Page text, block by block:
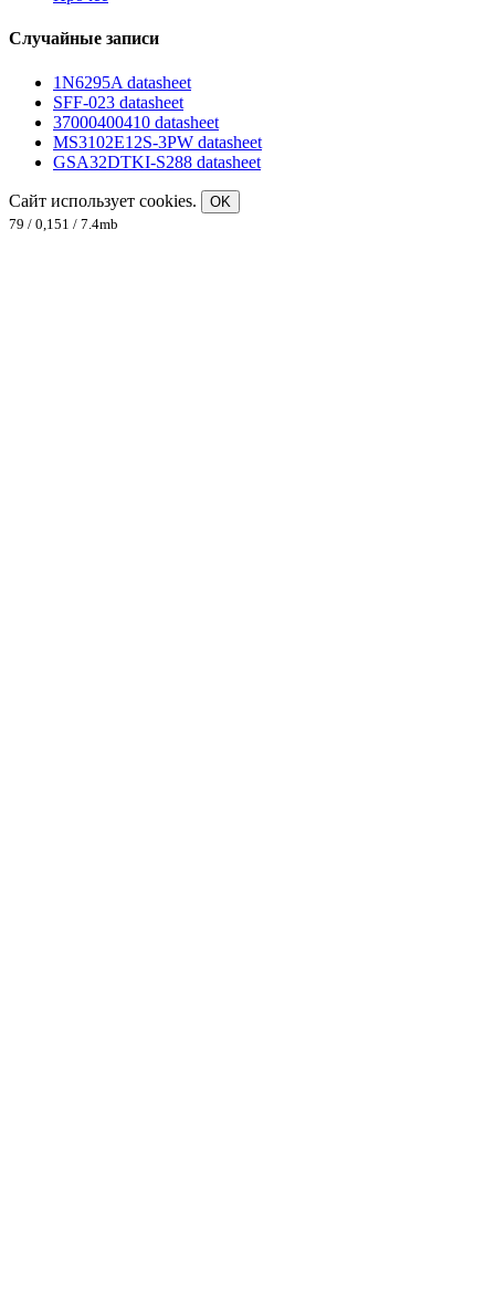
Случайные записи
1N6295A datasheet
SFF-023 datasheet
37000400410 datasheet
MS3102E12S-3PW datasheet
GSA32DTKI-S288 datasheet
Сайт использует cookies.
OK
79 / 0,151 / 7.4mb